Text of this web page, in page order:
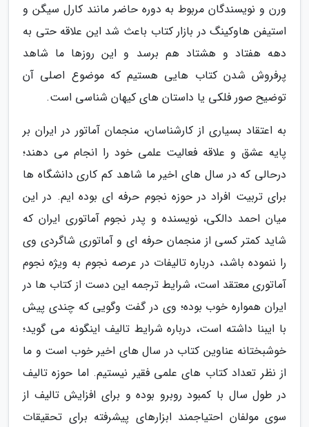
ورن و نویسندگان مربوط به دوره حاضر مانند کارل سیگن و
استیفن هاوکینگ در بازار کتاب باعث شد این علاقه حتی به
دهه هفتاد و هشتاد هم برسد و این روزها ما شاهد
پرفروش شدن کتاب هایی هستیم که موضوع اصلی آن
توضیح صور فلکی یا داستان های کیهان شناسی است.
به اعتقاد بسیاری از کارشناسان، منجمان آماتور در ایران بر
پایه عشق و علاقه فعالیت علمی خود را انجام می دهند؛
درحالی که در سال های اخیر ما شاهد کم کاری دانشگاه ها
برای تربیت افراد در حوزه نجوم حرفه ای بوده ایم. در این
میان احمد دالکی، نویسنده و پدر نجوم آماتوری ایران که
شاید کمتر کسی از منجمان حرفه ای و آماتوری شاگردی وی
را ننموده باشد، درباره تالیفات در عرصه نجوم به ویژه نجوم
آماتوری معتقد است، شرایط ترجمه این دست از کتاب ها در
ایران همواره خوب بوده؛ وی در گفت وگویی که چندی پیش
با ایبنا داشته است، درباره شرایط تالیف اینگونه می گوید؛
خوشبختانه عناوین کتاب در سال های اخیر خوب است و ما
از نظر تعداد کتاب های علمی فقیر نیستیم. اما حوزه تالیف
در طول سال با کمبود روبرو بوده و برای افزایش تالیف از
سوی مولفان احتیاجمند ابزارهای پیشرفته برای تحقیقات